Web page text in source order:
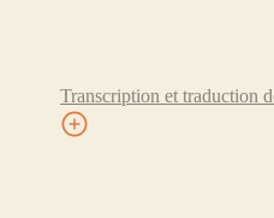
Transcription et traduction